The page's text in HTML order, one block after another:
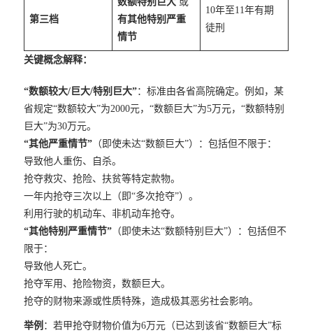
第三档
有其他特别严重
情节
10年至11年有期
徒刑
关键概念解释：
“数额较大/巨大/特别巨大”：标准由各省高院确定。例如，某
省规定“数额较大”为2000元，“数额巨大”为5万元，“数额特别
巨大”为30万元。
“其他严重情节” （即使未达“数额巨大”）：包括但不限于：
导致他人重伤、自杀。
抢夺救灾、抢险、扶贫等特定款物。
一年内抢夺三次以上（即“多次抢夺”）。
利用行驶的机动车、非机动车抢夺。
“其他特别严重情节” （即使未达“数额特别巨大”）：包括但不
限于：
导致他人死亡。
抢夺军用、抢险物资，数额巨大。
抢夺的财物来源或性质特殊，造成极其恶劣社会影响。
举例 ：若甲抢夺财物价值为6万元（已达到该省“数额巨大”标